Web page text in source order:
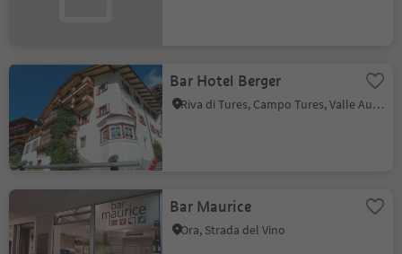
Bar Hotel Berger
Riva di Tures, Campo Tures, Valle Aurina
Bar Maurice
Ora, Strada del Vino